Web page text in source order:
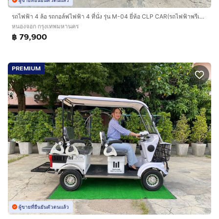
รถไฟฟ้า 4 ล้อ รถกอล์ฟไฟฟ้า 4 ที่นั่ง รุ่น M-04 ยี่ห้อ CLP CAR(รถไฟฟ้าพรีเมี่ยม)
หนองจอก กรุงเทพมหานคร
฿ 79,900
PREMIUM
ผู้ขายที่ยืนยันตัวตนแล้ว